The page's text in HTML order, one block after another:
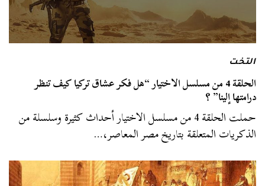
التخت
الحلقة 4 من مسلسل الاختيار “هل فكر عشاق تركيا كيف تنظر
درامتها إلينا” ؟
حملت الحلقة 4 من مسلسل الاختيار أحداث كثيرة وسلسلة من
الذكريات المتعلقة بتاريخ مصر المعاصر،…